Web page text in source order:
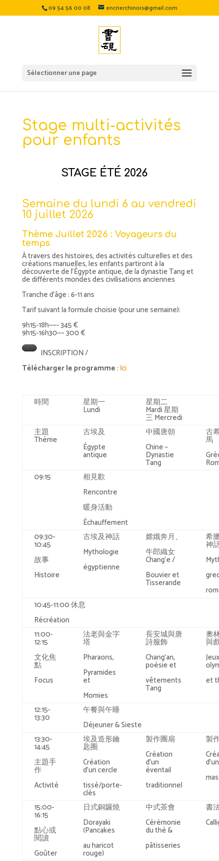
09 54 56 00 08 encrierchinois@gmail.com
Sélectionner une page
Stage multi-activités
pour enfants
STAGE ÉTÉ 2026
Semaine du lundi 6 au vendredi
10 juillet2026
Thème Juillet 2026 : Voyageurs du
temps
À travers des histoires, des activités culturelles et des
créations manuelles, les enfants partiront à la
découverte de l’Égypte antique, de la dynastie Tang et
de différents mondes des civilisations anciennes
Tranche d’âge : 6-11 ans
Tarif suivant la formule choisie (pour une semaine):
9h15-18h——- 345 €
9h15-16h30—– 300 €
INSCRIPTION /
Télécharger le programme: Ici
時間 星期一
Lundi
星期二
Mardi 星期
三 Mercredi
主題
Thème
古埃及
Égypte
antique
中國唐朝
Chine –
Dynastie
Tang
古
馬
09:15
相見歡
Rencontre
暖身活動
Échauffement
09:30-
10:45
故事
Histoire
古埃及神話
Mythologie
égyptienne
嫦娥奔月、
牛郎織女
Chang’e /
Bouvier et
Tisserande
希
神
10:45-11:00 休息
Récréation
11:00-
12:15
文化焦
點
Focus
法老與金字
塔
Pharaons,
Pyramides
et
Momies
長安城與唐
詩服飾
Chang’an,
poésie et
vêtements
Tang
奧
與
Jeux
et
12:15-
13:30
午餐與午睡
Déjeuner & Sieste
13:30-
14:45
主題手
作
Activité
埃及造形鑰
匙圈
Création
d’un cercle
tissé/porte-
clés
製作團扇
Création
d’un
éventail
traditionnel
製
d’un
15:00-
16:15
點心或
閱讀
Goûter
日式銅鑼燒
Dorayaki
(Pancakes
au haricot
rouge)
中式茶會
Cérémonie
du thé &
pâtisseries
書